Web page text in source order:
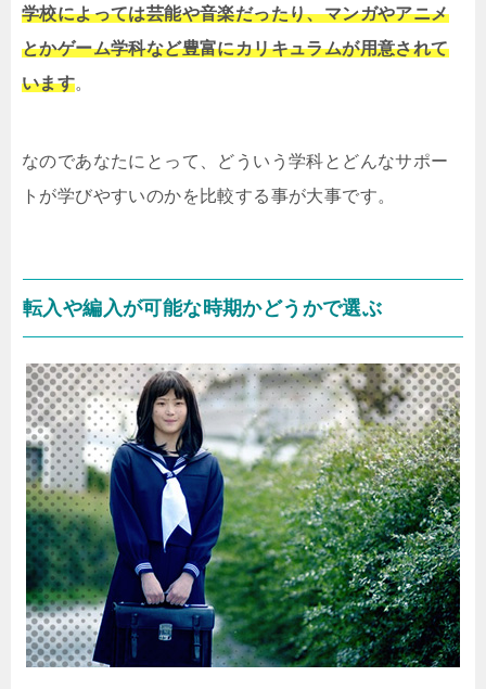
学校によっては芸能や音楽だったり、マンガやアニメ
とかゲーム学科など豊富にカリキュラムが用意されて
います。
なのであなたにとって、どういう学科とどんなサポー
トが学びやすいのかを比較する事が大事です。
転入や編入が可能な時期かどうかで選ぶ